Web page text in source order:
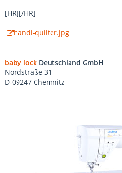
[HR][/HR]
handi-quilter.jpg
baby lock Deutschland GmbH
Nordstraße 31
D-09247 Chemnitz